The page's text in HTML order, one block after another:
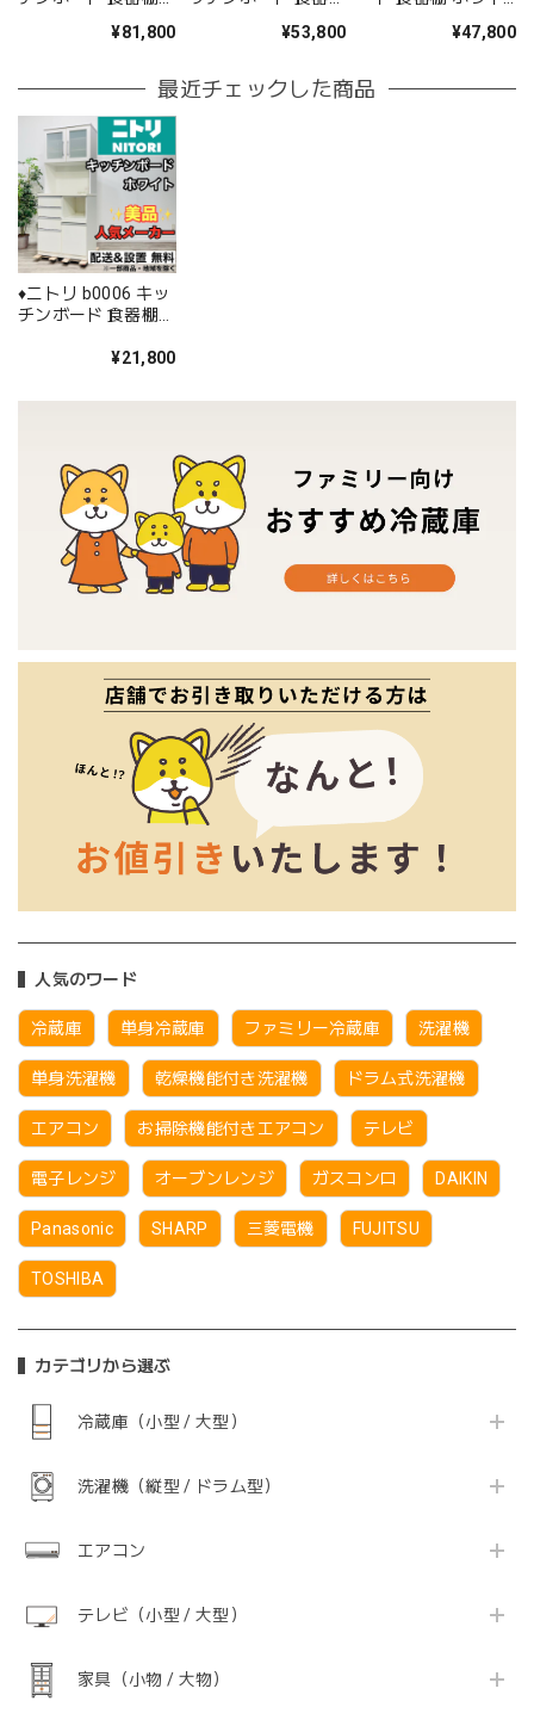
人気のワード
冷蔵庫 単身冷蔵庫 ファミリー冷蔵庫 洗濯機
単身洗濯機 乾燥機能付き洗濯機 ドラム式洗濯機
エアコン お掃除機能付きエアコン テレビ
電子レンジ オーブンレンジ ガスコンロ DAIKIN
Panasonic SHARP 三菱電機 FUJITSU
TOSHIBA
カテゴリから選ぶ
冷蔵庫（小型 / 大型）
洗濯機（縦型 / ドラム型）
エアコン
テレビ（小型 / 大型）
家具（小物 / 大物）
¥81,800 ¥53,800 ¥47,800
最近チェックした商品
♦️ニトリ b0006 キッ
チンボード 食器棚
¥21,800